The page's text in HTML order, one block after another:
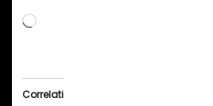
C
Correlati